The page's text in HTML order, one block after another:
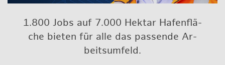
1.800 Jobs auf 7.000 Hekt­ar Ha­fen­flä­
che bie­ten für alle das pas­sen­de Ar­
beits­um­feld.